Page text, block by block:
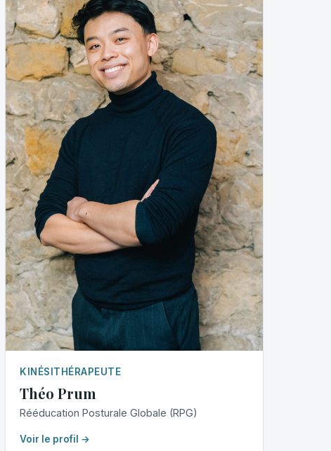
KINÉSITHÉRAPEUTE
Théo Prum
Rééducation Posturale Globale (RPG)
Voir le profil →